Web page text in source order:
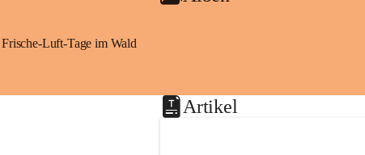
Frische-Luft-Tage im Wald
Artikel